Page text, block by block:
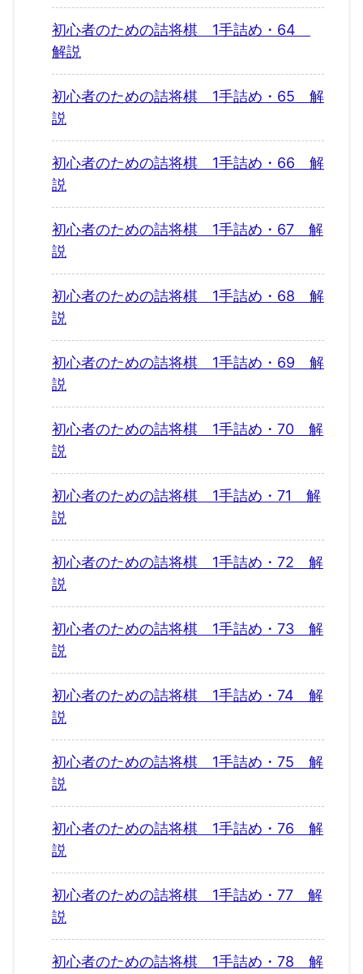
初心者のための詰将棋 1手詰め・64
解説
初心者のための詰将棋 1手詰め・65 解
説
初心者のための詰将棋 1手詰め・66 解
説
初心者のための詰将棋 1手詰め・67 解
説
初心者のための詰将棋 1手詰め・68 解
説
初心者のための詰将棋 1手詰め・69 解
説
初心者のための詰将棋 1手詰め・70 解
説
初心者のための詰将棋 1手詰め・71 解
説
初心者のための詰将棋 1手詰め・72 解
説
初心者のための詰将棋 1手詰め・73 解
説
初心者のための詰将棋 1手詰め・74 解
説
初心者のための詰将棋 1手詰め・75 解
説
初心者のための詰将棋 1手詰め・76 解
説
初心者のための詰将棋 1手詰め・77 解
説
初心者のための詰将棋 1手詰め・78 解